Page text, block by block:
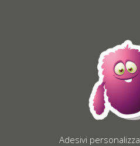
Adesivi